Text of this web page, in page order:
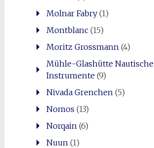
Molnar Fabry(1)
Montblanc(15)
Moritz Grossmann (4)
Mühle-Glashütte Nautische
Instrumente(9)
Nivada Grenchen (5)
Nomos (13)
Norqain (6)
Nuun (1)